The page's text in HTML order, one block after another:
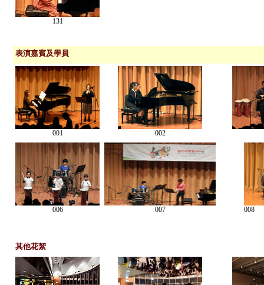
131
表演嘉賓及學員
001 002
006 007 008
其他花絮